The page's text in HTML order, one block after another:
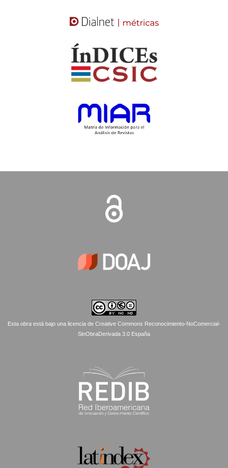
Esta obra está bajo una licencia de Creative Commons Reconocimiento-NoComercial-
SinObraDerivada 3.0 España